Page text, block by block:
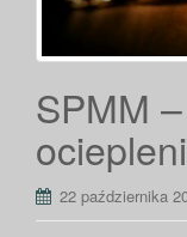
SPMM
22 października